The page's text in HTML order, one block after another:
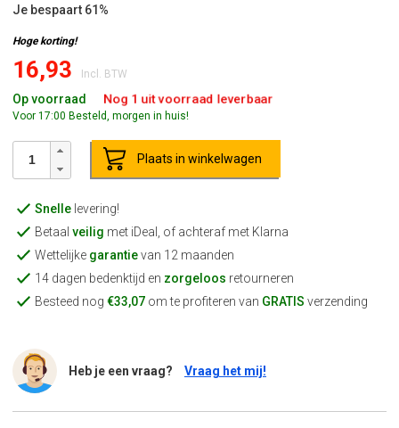
Je bespaart 61%
Hoge korting!
16,93 Incl. BTW
Op voorraad Nog 1 uit voorraad leverbaar
Voor 17:00 Besteld, morgen in huis!
Plaats in winkelwagen
Snellelevering!
Betaal veilig met iDeal, of achteraf met Klarna
Wettelijke garantievan 12 maanden
14 dagen bedenktijd en zorgeloos retourneren
Besteed nog €33,07om te profiteren van GRATIS verzending
Heb je een vraag? Vraag het mij!